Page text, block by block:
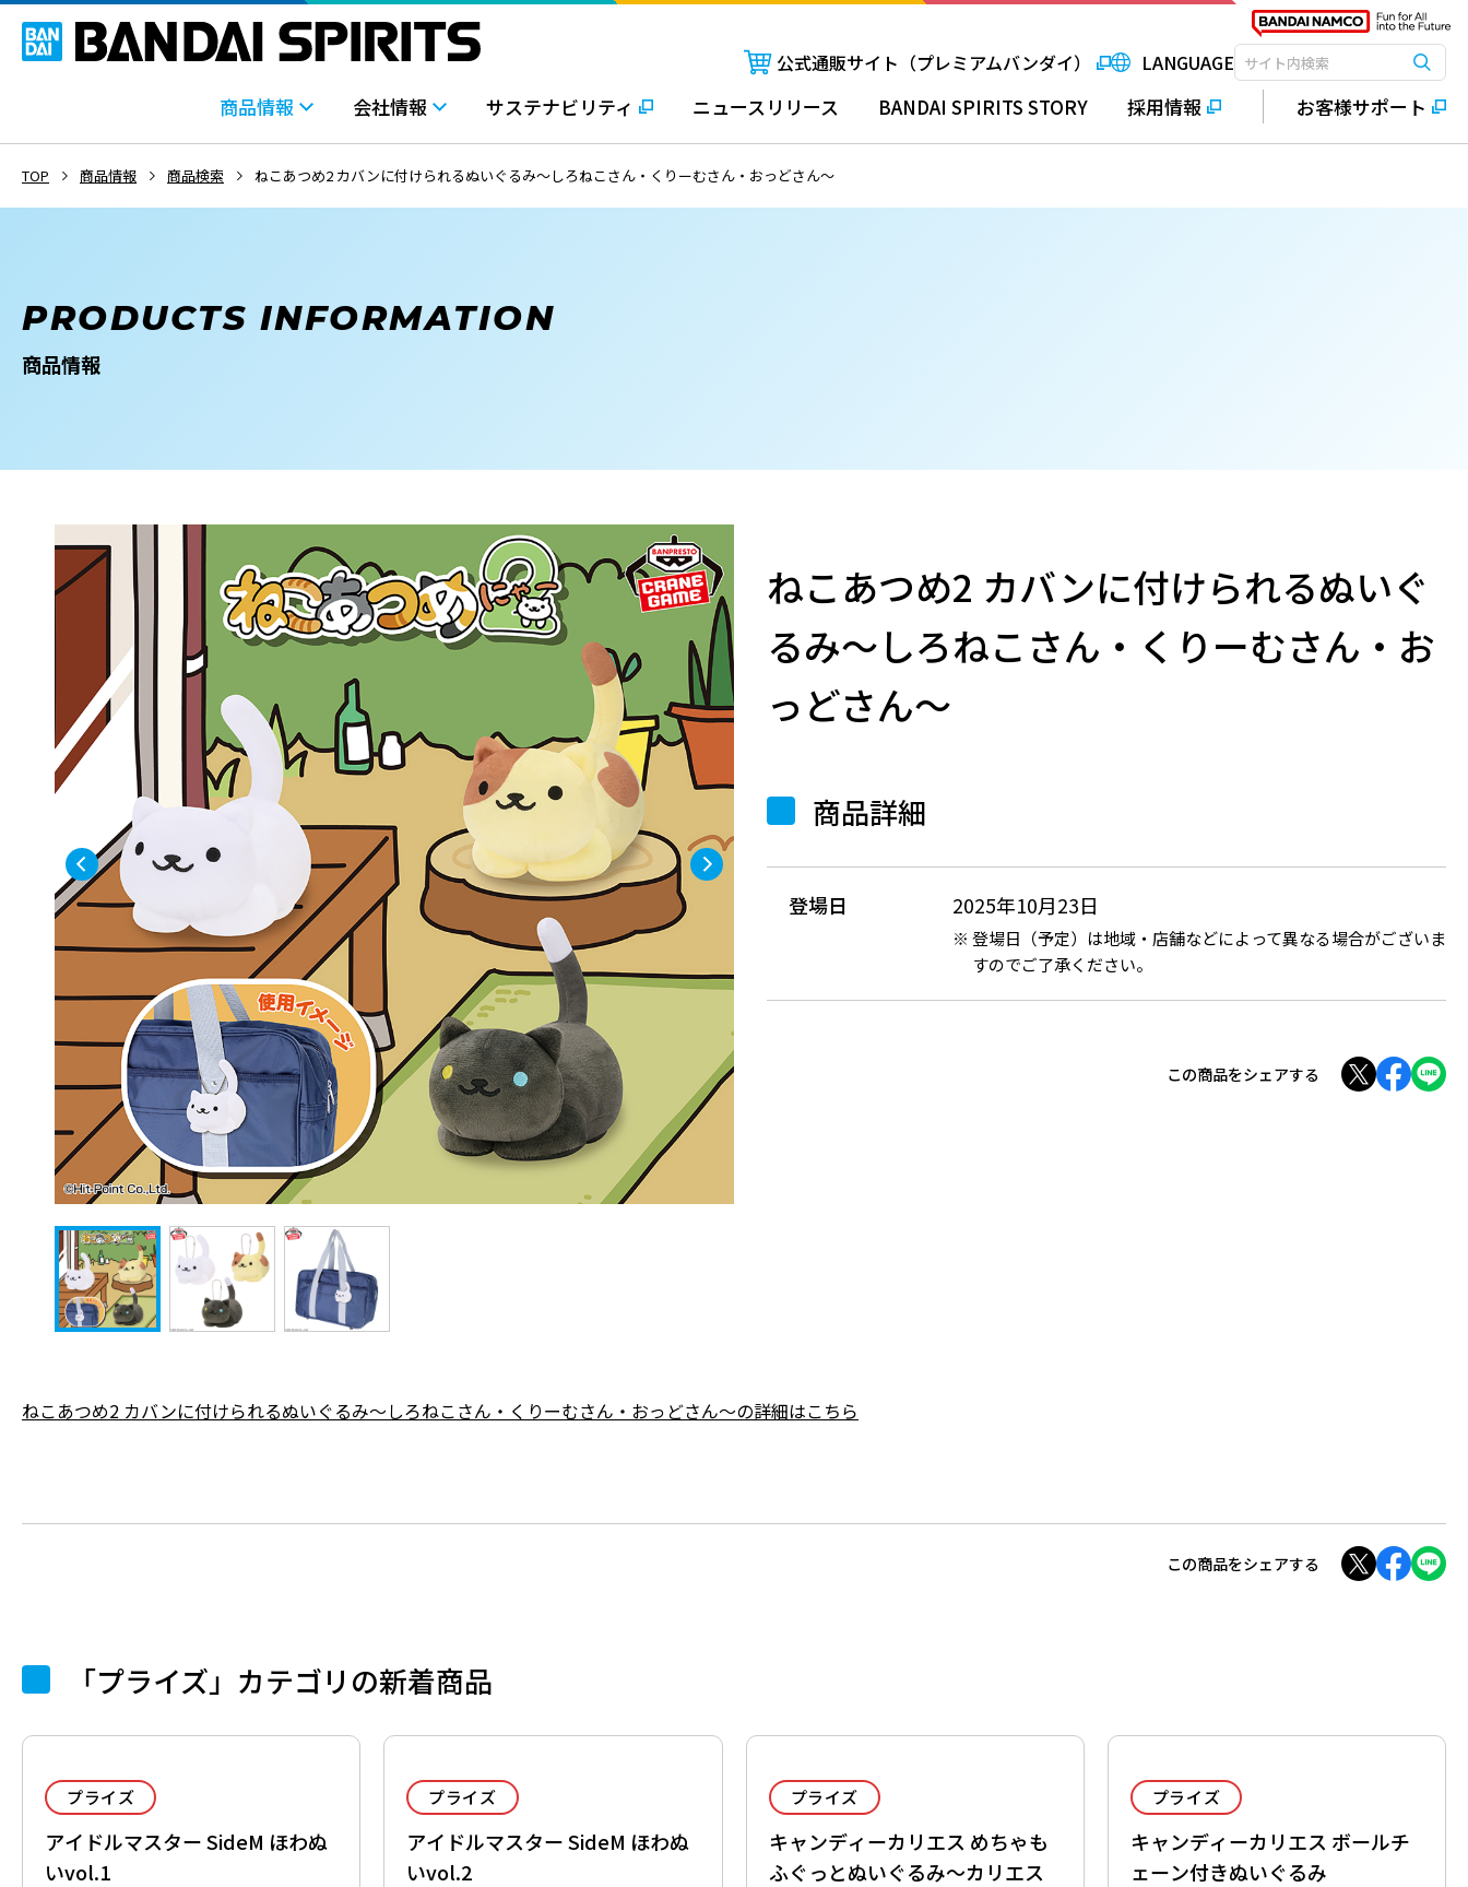
公式通販サイト（プレミアムバンダイ） LANGUAGE検索キーワード入力 検索
商品情報 会社情報 サステナビリティ ニュースリリース BANDAI SPIRITS STORY 採用情報 お客様サポート
TOP 商品情報 商品検索 ねこあつめ2 カバンに付けられるぬいぐるみ～しろねこさん・くりーむさん・おっどさん～
PRODUCTS INFORMATION
商品情報
ねこあつめ2 カバンに付けられるぬいぐ
るみ～しろねこさん・くりーむさん・お
っどさん～
商品詳細
登場日 2025年10月23日
登場日（予定）は地域・店舗などによって異なる場合がございま
すのでご了承ください。
この商品をシェアする
ねこあつめ2 カバンに付けられるぬいぐるみ～しろねこさん・くりーむさん・おっどさん～の詳細はこちら
この商品をシェアする
「プライズ」カテゴリの新着商品
プライズ
アイドルマスター SideM ほわぬ
いvol.1
プライズ
アイドルマスター SideM ほわぬ
いvol.2
プライズ
キャンディーカリエス めちゃも
ふぐっとぬいぐるみ～カリエス
プライズ
キャンディーカリエス ボールチ
ェーン付きぬいぐるみ